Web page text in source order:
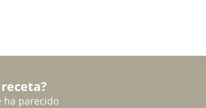
parecido